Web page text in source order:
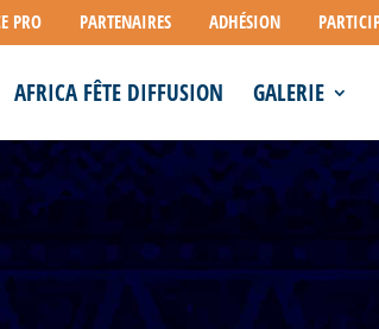
PRO PARTENAIRES ADHÉSION
AFRICA FÊTE DIFFUSION GALERIE